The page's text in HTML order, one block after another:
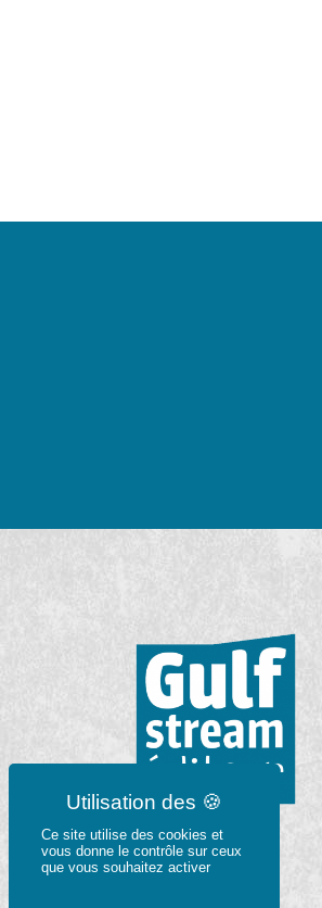
Ce site utilise des cookies et
vous donne le contrôle sur ceux
que vous souhaitez activer